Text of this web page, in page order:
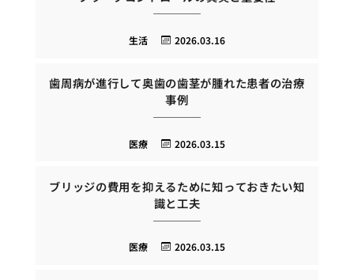
2026.03.16
生活
歯周病が進行して奥歯の歯茎が腫れた患者の治療
事例
2026.03.15
医療
ブリッジの費用を抑えるために知っておきたい知
識と工夫
2026.03.15
医療